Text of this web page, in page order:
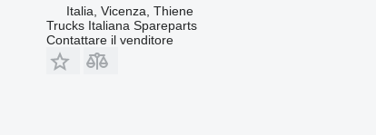
Italia, Vicenza, Thiene
Trucks Italiana Spareparts
Contattare il venditore